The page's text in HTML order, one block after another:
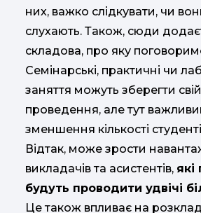
них, важко слідкувати, чи
слухають. Також, сюди
складова, про яку
Семінарські, практичні чи
заняття можуть зберегти
проведення, але тут
зменшення кількості
Відтак, може зрости
викладачів та асистентів, які
будуть проводити удвічі
Це також впливає на